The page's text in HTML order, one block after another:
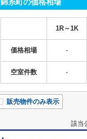
錦糸町の価格相場
1R～1K
価格相場 -
空室件数 -
販売物件のみ表示
該当